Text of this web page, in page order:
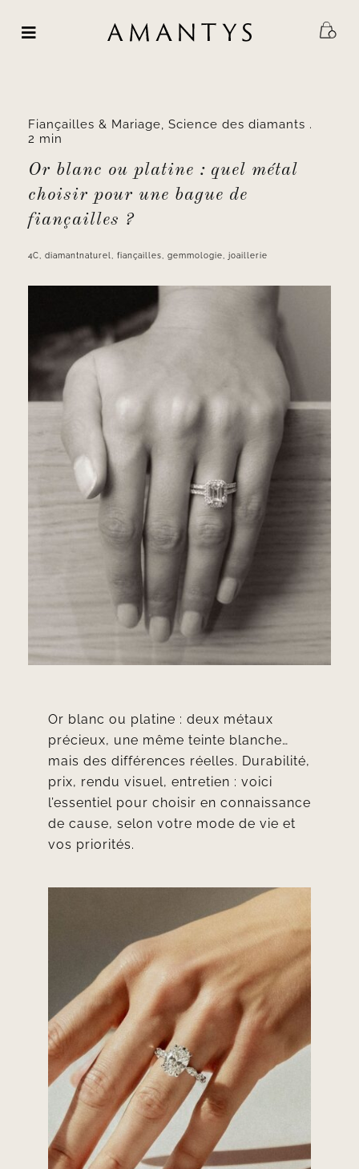
Fiançailles & Mariage, Science des diamants .
2 min
Or blanc ou platine : quel métal
choisir pour une bague de
fiançailles ?
4C diamantnaturel fiançailles gemmologie joaillerie
Or blanc ou platine : deux métaux
précieux, une même teinte blanche…
mais des différences réelles. Durabilité,
prix, rendu visuel, entretien : voici
l’essentiel pour choisir en connaissance
de cause, selon votre mode de vie et
vos priorités.